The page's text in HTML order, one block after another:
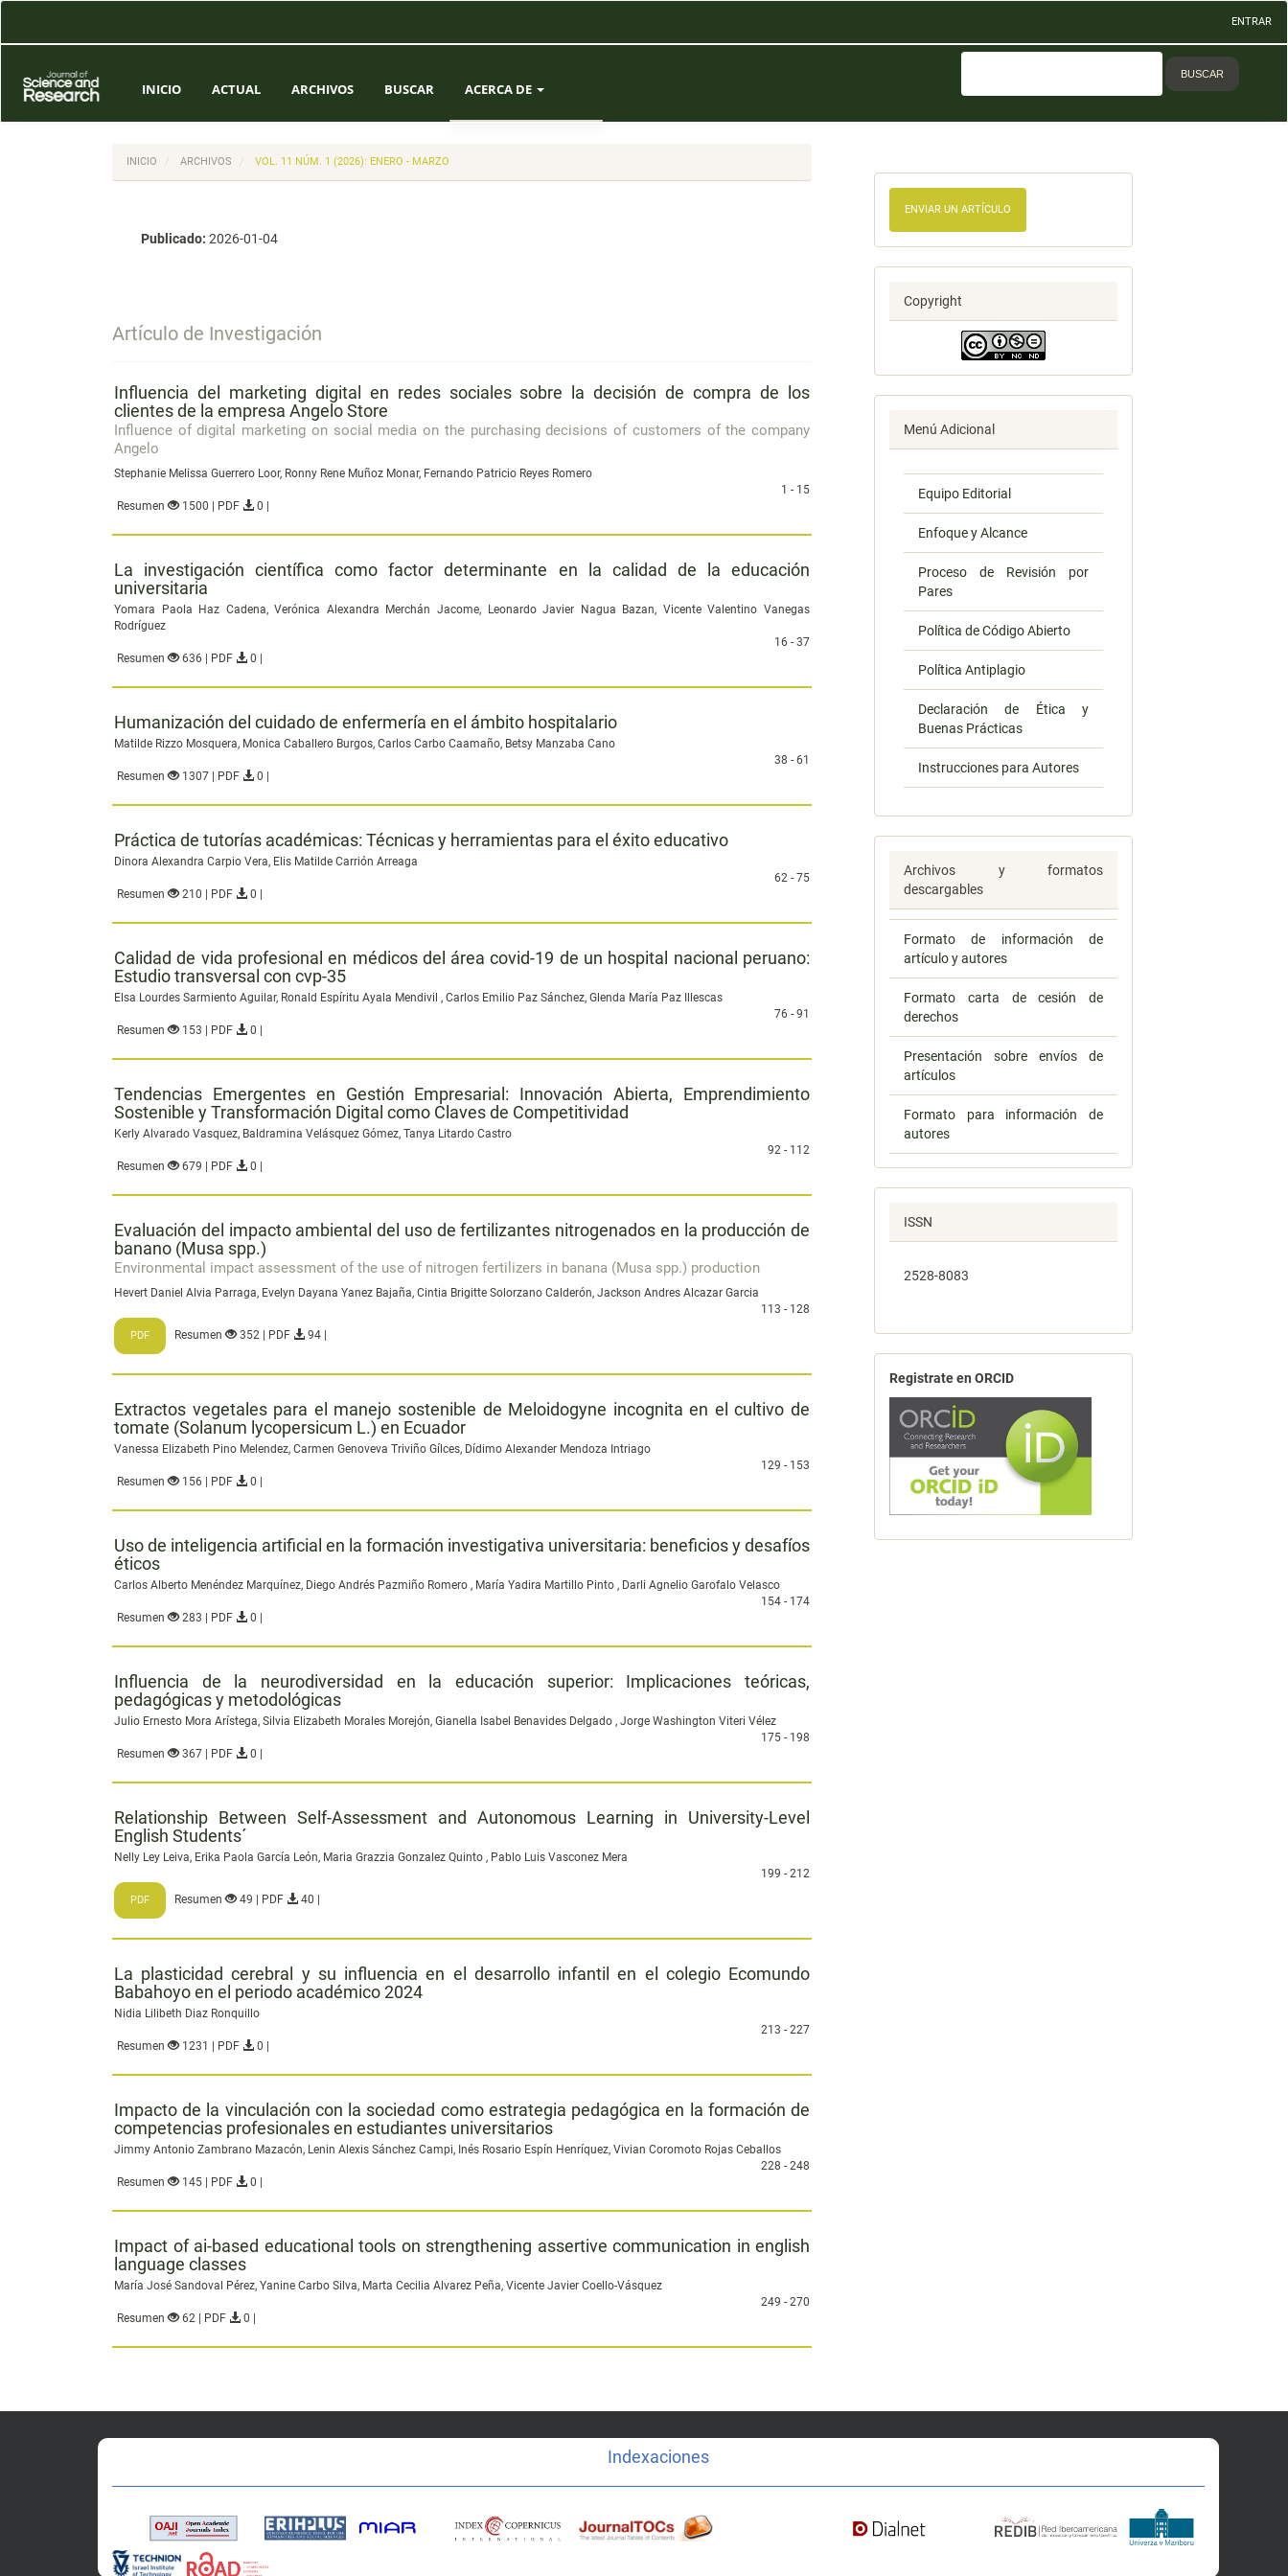
Contenido
Barra
lateral
ENTRAR
INICIO ACTUAL ARCHIVOS BUSCAR ACERCA DE
BUSCAR
INICIO ARCHIVOS VOL. 11 NÚM. 1 (2026): ENERO - MARZO
Publicado: 2026-01-04
Artículo de Investigación
Influencia del marketing digital en redes sociales sobre la decisión de compra de los
clientes de la empresa Angelo Store
Influence of digital marketing on social media on the purchasing decisions of customers of the company
Angelo
Stephanie Melissa Guerrero Loor, Ronny Rene Muñoz Monar, Fernando Patricio Reyes Romero
1 - 15
Resumen
1500 | PDF 0 |
La investigación científica como factor determinante en la calidad de la educación
universitaria
Yomara Paola Haz Cadena, Verónica Alexandra Merchán Jacome, Leonardo Javier Nagua Bazan, Vicente Valentino Vanegas
Rodríguez
16 - 37
Resumen
636 | PDF 0 |
Humanización del cuidado de enfermería en el ámbito hospitalario
Matilde Rizzo Mosquera, Monica Caballero Burgos, Carlos Carbo Caamaño, Betsy Manzaba Cano
38 - 61
Resumen
1307 | PDF 0 |
Práctica de tutorías académicas: Técnicas y herramientas para el éxito educativo
Dinora Alexandra Carpio Vera, Elis Matilde Carrión Arreaga
62 - 75
Resumen
210 | PDF 0 |
Calidad de vida profesional en médicos del área covid-19 de un hospital nacional peruano:
Estudio transversal con cvp-35
Elsa Lourdes Sarmiento Aguilar, Ronald Espíritu Ayala Mendivil , Carlos Emilio Paz Sánchez, Glenda María Paz Illescas
76 - 91
Resumen
153 | PDF 0 |
Tendencias Emergentes en Gestión Empresarial: Innovación Abierta, Emprendimiento
Sostenible y Transformación Digital como Claves de Competitividad
Kerly Alvarado Vasquez, Baldramina Velásquez Gómez, Tanya Litardo Castro
92 - 112
Resumen
679 | PDF 0 |
Evaluación del impacto ambiental del uso de fertilizantes nitrogenados en la producción de
banano (Musa spp.)
Environmental impact assessment of the use of nitrogen fertilizers in banana (Musa spp.) production
Hevert Daniel Alvia Parraga, Evelyn Dayana Yanez Bajaña, Cintia Brigitte Solorzano Calderón, Jackson Andres Alcazar Garcia
113 - 128
PDF Resumen 352 | PDF 94 |
Extractos vegetales para el manejo sostenible de Meloidogyne incognita en el cultivo de
tomate (Solanum lycopersicum L.) en Ecuador
Vanessa Elizabeth Pino Melendez, Carmen Genoveva Triviño Gílces, Dídimo Alexander Mendoza Intriago
129 - 153
Resumen
156 | PDF 0 |
Uso de inteligencia artificial en la formación investigativa universitaria: beneficios y desafíos
éticos
Carlos Alberto Menéndez Marquínez, Diego Andrés Pazmiño Romero , María Yadira Martillo Pinto , Darli Agnelio Garofalo Velasco
154 - 174
Resumen
283 | PDF 0 |
Influencia de la neurodiversidad en la educación superior: Implicaciones teóricas,
pedagógicas y metodológicas
Julio Ernesto Mora Arístega, Silvia Elizabeth Morales Morejón, Gianella Isabel Benavides Delgado , Jorge Washington Viteri Vélez
175 - 198
Resumen
367 | PDF 0 |
Relationship Between Self-Assessment and Autonomous Learning in University-Level
English Students´
Nelly Ley Leiva, Erika Paola García León, Maria Grazzia Gonzalez Quinto , Pablo Luis Vasconez Mera
199 - 212
PDF Resumen 49 | PDF 40 |
La plasticidad cerebral y su influencia en el desarrollo infantil en el colegio Ecomundo
Babahoyo en el periodo académico 2024
Nidia Lilibeth Diaz Ronquillo
213 - 227
Resumen
1231 | PDF 0 |
Impacto de la vinculación con la sociedad como estrategia pedagógica en la formación de
competencias profesionales en estudiantes universitarios
Jimmy Antonio Zambrano Mazacón, Lenin Alexis Sánchez Campi, Inés Rosario Espín Henríquez, Vivian Coromoto Rojas Ceballos
228 - 248
Resumen
145 | PDF 0 |
Impact of ai-based educational tools on strengthening assertive communication in english
language classes
María José Sandoval Pérez, Yanine Carbo Silva, Marta Cecilia Alvarez Peña, Vicente Javier Coello-Vásquez
249 - 270
Resumen
62 | PDF 0 |
ENVIAR UN ARTÍCULO
Copyright
Menú Adicional
Equipo Editorial
Enfoque y Alcance
Proceso de Revisión por
Pares
Política de Código Abierto
Política Antiplagio
Declaración de Ética y
Buenas Prácticas
Instrucciones para Autores
Archivos y formatos
descargables
Formato de información de
artículo y autores
Formato carta de cesión de
derechos
Presentación sobre envíos de
artículos
Formato para información de
autores
ISSN
2528-8083
Registrate en ORCID
Indexaciones